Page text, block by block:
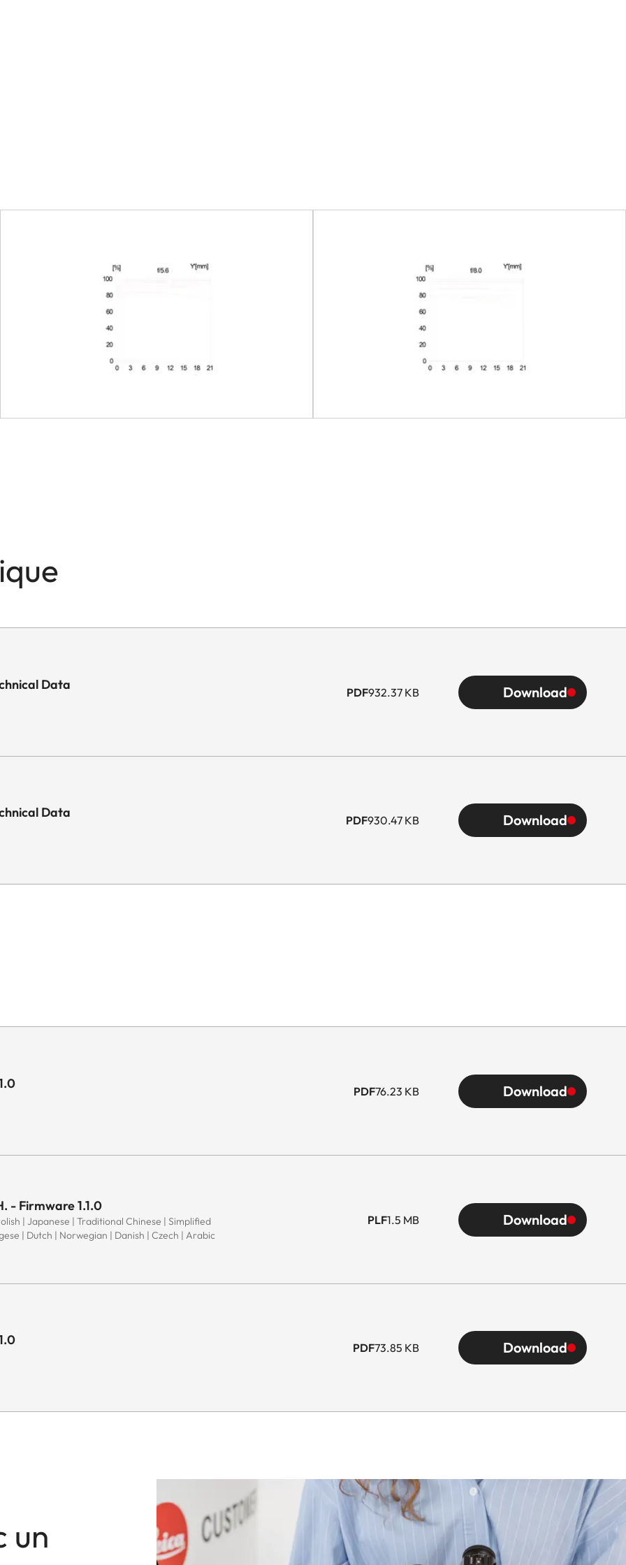
Diaphragme à commande électrique, réglage sur l'appareil, par
incrément de 1/2 ou 1/3
L'objectif dispose d'un collier pour trépied à base amovible. Pour les
trépied afin d'éviter d'endommager la baïonnette de l'appareil
E82
Approx. 207 mm/259 mm (sans/avec pare-soleil)
Approx. 1540 g/1670 g (sans/avec pare-soleil)
Data PDF932.37 KB Download
Data PDF930.47 KB Download
PDF76.23 KB Download
- Firmware 1.1.0
| Japanese | Traditional Chinese | Simplified
| Dutch | Norwegian | Danish | Czech | Arabic
PLF1.5 MB Download
PDF73.85 KB Download
un